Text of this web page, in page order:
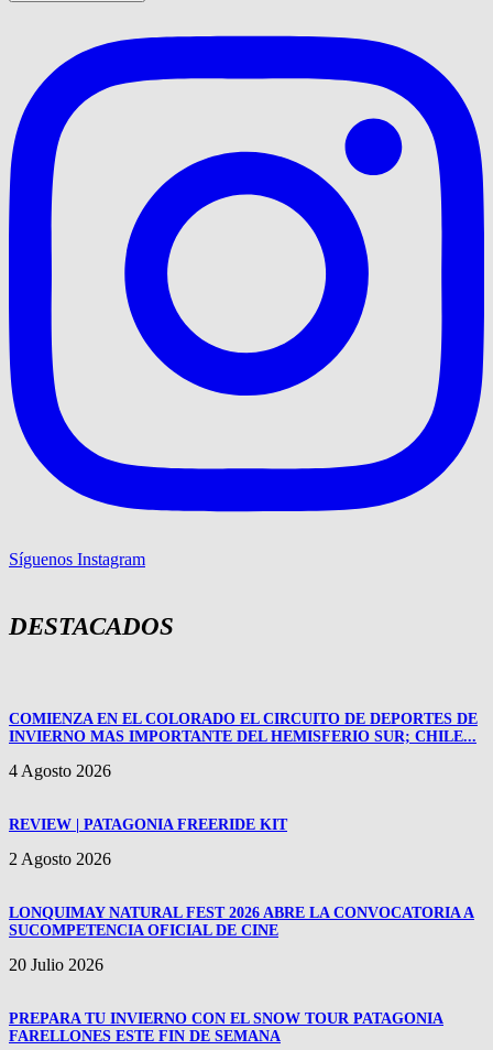
Síguenos Instagram
DESTACADOS
COMIENZA EN EL COLORADO EL CIRCUITO DE DEPORTES DE
INVIERNO MAS IMPORTANTE DEL HEMISFERIO SUR; CHILE...
4 Agosto 2026
REVIEW | PATAGONIA FREERIDE KIT
2 Agosto 2026
LONQUIMAY NATURAL FEST 2026 ABRE LA CONVOCATORIA A
SUCOMPETENCIA OFICIAL DE CINE
20 Julio 2026
PREPARA TU INVIERNO CON EL SNOW TOUR PATAGONIA
FARELLONES ESTE FIN DE SEMANA